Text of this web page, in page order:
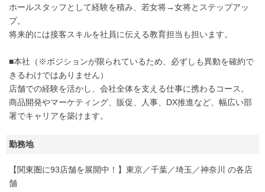
ホールスタッフとして経験を積み、若女将→女将とステップアッ
プ。
将来的には接客スキルを社員に伝える教育担当も担います。
■本社（※ポジションが限られているため、必ずしも異動を確約で
きるわけではありません）
店舗での経験を活かし、会社全体を支える仕事に携わるコース。
商品開発やマーケティング、販促、人事、DX推進など、幅広い部
署でキャリアを築けます。
勤務地
【関東圏に93店舗を展開中！】東京／千葉／埼玉／神奈川 の各店
舗